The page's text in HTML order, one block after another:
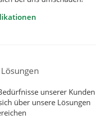
unserer Kunden
über unsere Lösungen